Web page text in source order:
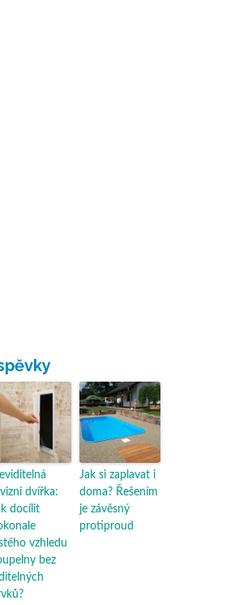
dvířka:
docílit
vzhledu
bez
Jak si zaplavat i
doma? Řešením
je závěsný
protiproud